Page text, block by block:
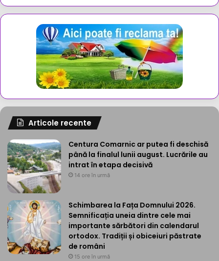
Articole recente
Centura Comarnic ar putea fi deschisă
până la finalul lunii august. Lucrările au
intrat în etapa decisivă
14 ore în urmă
Schimbarea la Fața Domnului 2026.
Semnificația uneia dintre cele mai
importante sărbători din calendarul
ortodox. Tradiții și obiceiuri păstrate
de români
15 ore în urmă